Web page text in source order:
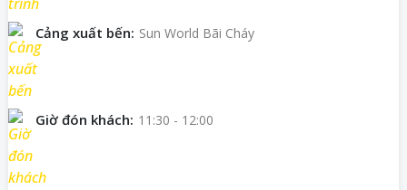
Cảng xuất bến: Sun World Bãi Cháy
Giờ đón khách: 11:30 - 12:00